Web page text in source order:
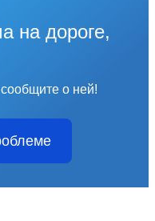
на дороге,
о ней!